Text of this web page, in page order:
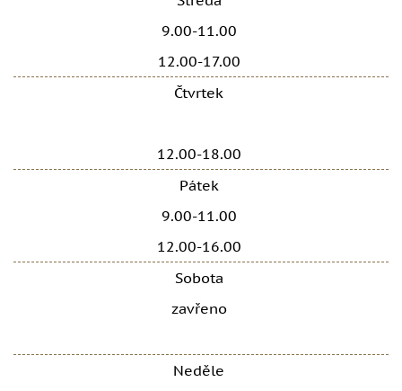
9.00-11.00
12.00-17.00
Čtvrtek
12.00-18.00
Pátek
9.00-11.00
12.00-16.00
Sobota
zavřeno
Neděle